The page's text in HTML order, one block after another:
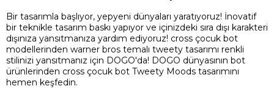
Bir tasarımla başlıyor, yepyeni dünyaları yaratıyoruz! İnovatif
bir teknikle tasarım baskı yapıyor ve içinizdeki sıra dışı karakteri
dışınıza yansıtmanıza yardım ediyoruz! cross çocuk bot
modellerinden warner bros temalı tweety tasarımı renkli
stilinizi yansıtmanız için DOGO'da! DOGO dünyasının bot
ürünlerinden cross çocuk bot Tweety Moods tasarımını
hemen keşfedin.